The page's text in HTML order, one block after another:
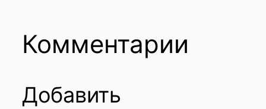
Комментарии
Добавить